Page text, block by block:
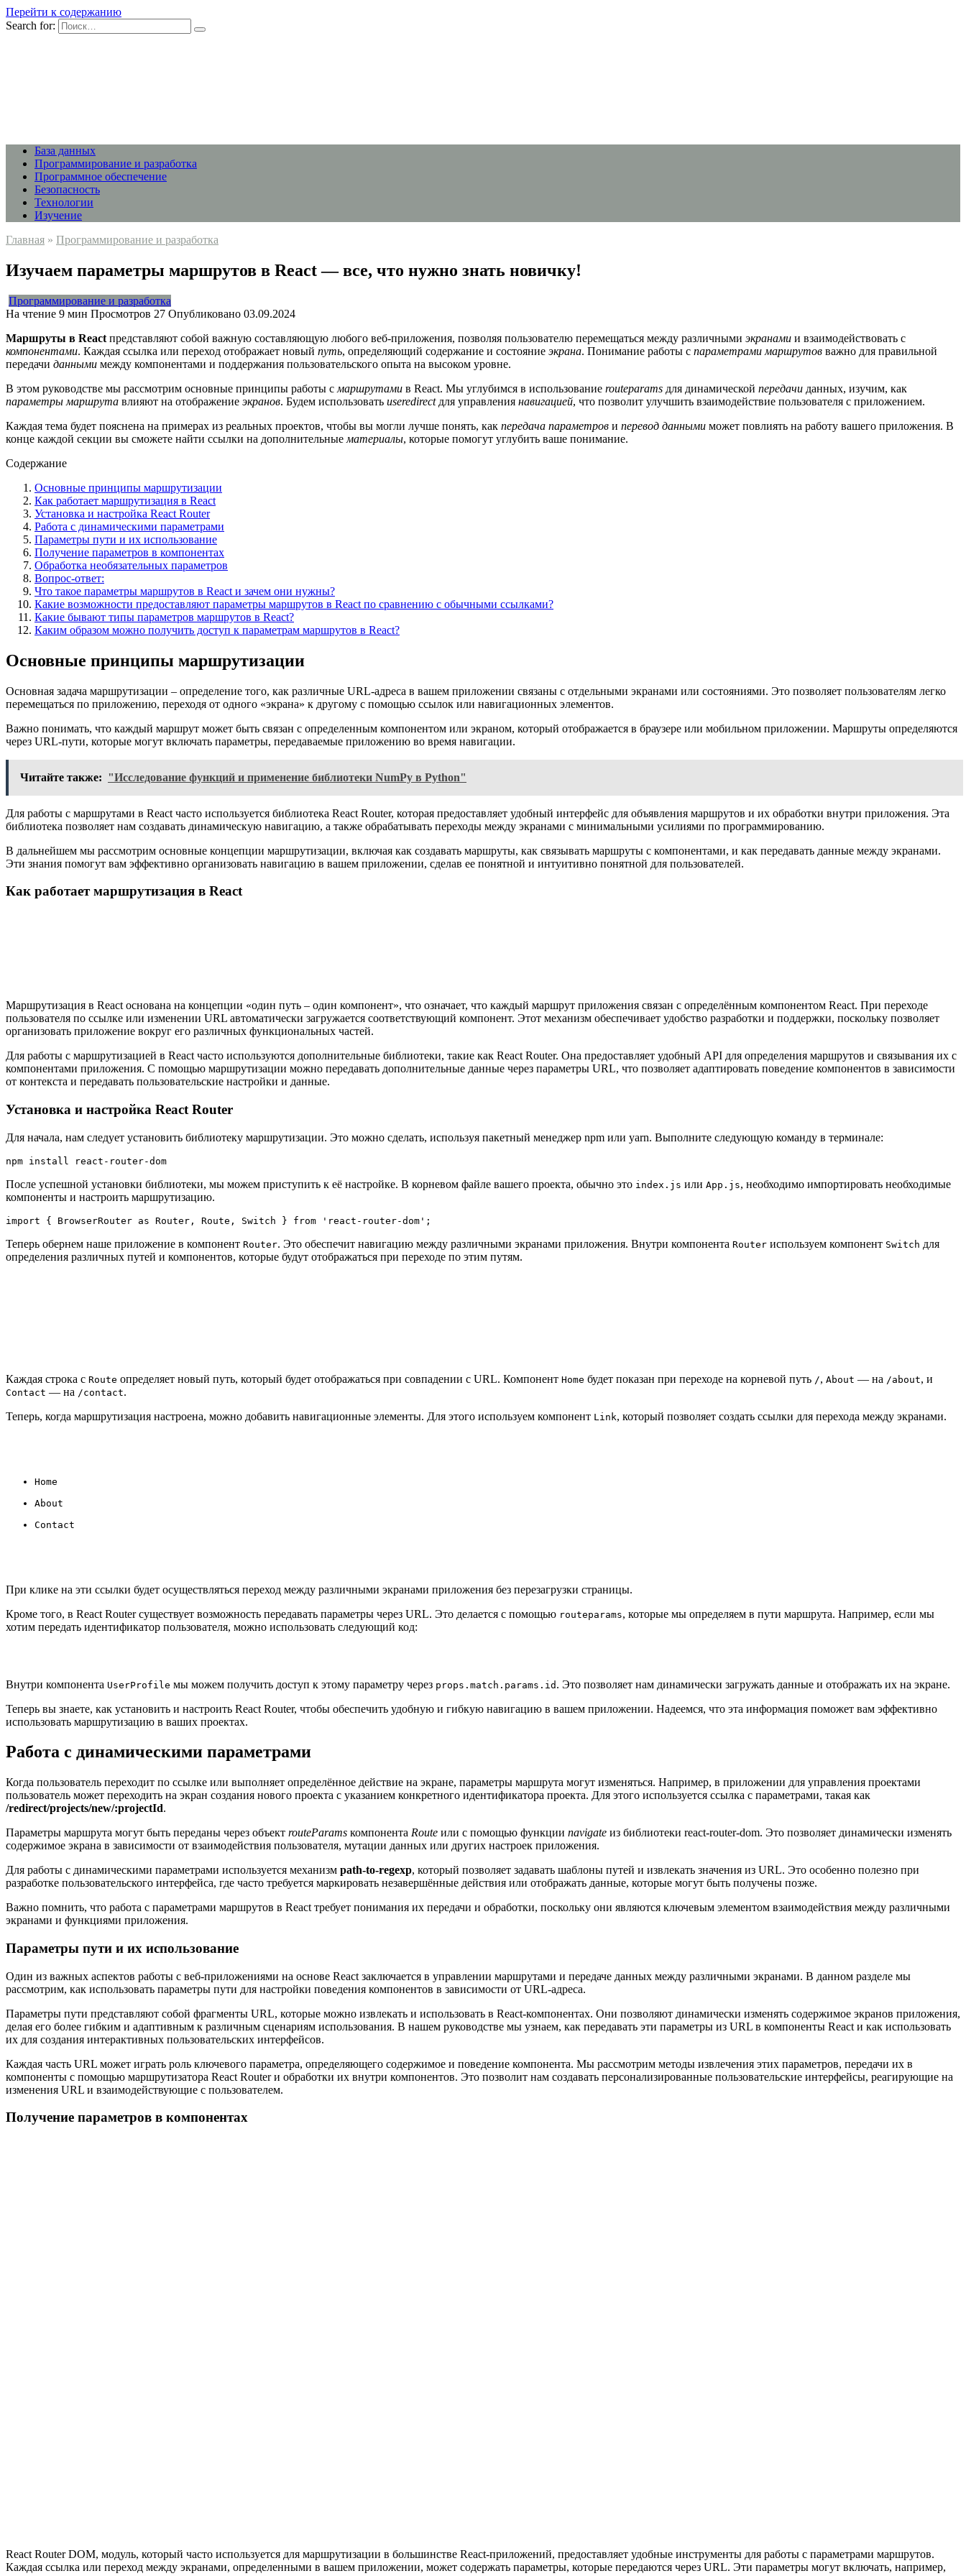
Перейти к содержанию
Search for:
База данных
Программирование и разработка
Программное обеспечение
Безопасность
Технологии
Изучение
Главная » Программирование и разработка
Изучаем параметры маршрутов в React — все, что нужно знать новичку!
Программирование и разработка
На чтение 9 мин Просмотров 27 Опубликовано 03.09.2024
Маршруты в React представляют собой важную составляющую любого веб-приложения, позволяя пользователю перемещаться между различными экранами и взаимодействовать с
компонентами. Каждая ссылка или переход отображает новый путь, определяющий содержание и состояние экрана. Понимание работы с параметрами маршрутов важно для правильной
передачи данными между компонентами и поддержания пользовательского опыта на высоком уровне.
В этом руководстве мы рассмотрим основные принципы работы с маршрутами в React. Мы углубимся в использование routeparams для динамической передачи данных, изучим, как
параметры маршрута влияют на отображение экранов. Будем использовать useredirectдля управления навигацией, что позволит улучшить взаимодействие пользователя с приложением.
Каждая тема будет пояснена на примерах из реальных проектов, чтобы вы могли лучше понять, как передача параметров и перевод данными может повлиять на работу вашего приложения. В
конце каждой секции вы сможете найти ссылки на дополнительные материалы, которые помогут углубить ваше понимание.
Содержание
Основные принципы маршрутизации
Как работает маршрутизация в React
Установка и настройка React Router
Работа с динамическими параметрами
Параметры пути и их использование
Получение параметров в компонентах
Обработка необязательных параметров
Вопрос-ответ:
Что такое параметры маршрутов в React и зачем они нужны?
Какие возможности предоставляют параметры маршрутов в React по сравнению с обычными ссылками?
Какие бывают типы параметров маршрутов в React?
Каким образом можно получить доступ к параметрам маршрутов в React?
Основные принципы маршрутизации
Основная задача маршрутизации – определение того, как различные URL-адреса в вашем приложении связаны с отдельными экранами или состояниями. Это позволяет пользователям легко
перемещаться по приложению, переходя от одного «экрана» к другому с помощью ссылок или навигационных элементов.
Важно понимать, что каждый маршрут может быть связан с определенным компонентом или экраном, который отображается в браузере или мобильном приложении. Маршруты определяются
через URL-пути, которые могут включать параметры, передаваемые приложению во время навигации.
Читайте также: "Исследование функций и применение библиотеки NumPy в Python"
Для работы с маршрутами в React часто используется библиотека React Router, которая предоставляет удобный интерфейс для объявления маршрутов и их обработки внутри приложения. Эта
библиотека позволяет нам создавать динамическую навигацию, а также обрабатывать переходы между экранами с минимальными усилиями по программированию.
В дальнейшем мы рассмотрим основные концепции маршрутизации, включая как создавать маршруты, как связывать маршруты с компонентами, и как передавать данные между экранами.
Эти знания помогут вам эффективно организовать навигацию в вашем приложении, сделав ее понятной и интуитивно понятной для пользователей.
Как работает маршрутизация в React
Маршрутизация в React основана на концепции «один путь – один компонент», что означает, что каждый маршрут приложения связан с определённым компонентом React. При переходе
пользователя по ссылке или изменении URL автоматически загружается соответствующий компонент. Этот механизм обеспечивает удобство разработки и поддержки, поскольку позволяет
организовать приложение вокруг его различных функциональных частей.
Для работы с маршрутизацией в React часто используются дополнительные библиотеки, такие как React Router. Она предоставляет удобный API для определения маршрутов и связывания их с
компонентами приложения. С помощью маршрутизации можно передавать дополнительные данные через параметры URL, что позволяет адаптировать поведение компонентов в зависимости
от контекста и передавать пользовательские настройки и данные.
Установка и настройка React Router
Для начала, нам следует установить библиотеку маршрутизации. Это можно сделать, используя пакетный менеджер npm или yarn. Выполните следующую команду в терминале:
npm install react-router-dom
После успешной установки библиотеки, мы можем приступить к её настройке. В корневом файле вашего проекта, обычно это index.js или App.js, необходимо импортировать необходимые
компоненты и настроить маршрутизацию.
import { BrowserRouter as Router, Route, Switch } from 'react-router-dom';
Теперь обернем наше приложение в компонент Router. Это обеспечит навигацию между различными экранами приложения. Внутри компонента Router используем компонент Switch для
определения различных путей и компонентов, которые будут отображаться при переходе по этим путям.
Каждая строка с Route определяет новый путь, который будет отображаться при совпадении с URL. Компонент Home будет показан при переходе на корневой путь /, About — на /about, и
Contact — на /contact.
Теперь, когда маршрутизация настроена, можно добавить навигационные элементы. Для этого используем компонент Link, который позволяет создать ссылки для перехода между экранами.
Home
About
Contact
При клике на эти ссылки будет осуществляться переход между различными экранами приложения без перезагрузки страницы.
Кроме того, в React Router существует возможность передавать параметры через URL. Это делается с помощью routeparams, которые мы определяем в пути маршрута. Например, если мы
хотим передать идентификатор пользователя, можно использовать следующий код:
Внутри компонента UserProfile мы можем получить доступ к этому параметру через props.match.params.id . Это позволяет нам динамически загружать данные и отображать их на экране.
Теперь вы знаете, как установить и настроить React Router, чтобы обеспечить удобную и гибкую навигацию в вашем приложении. Надеемся, что эта информация поможет вам эффективно
использовать маршрутизацию в ваших проектах.
Работа с динамическими параметрами
Когда пользователь переходит по ссылке или выполняет определённое действие на экране, параметры маршрута могут изменяться. Например, в приложении для управления проектами
пользователь может переходить на экран создания нового проекта с указанием конкретного идентификатора проекта. Для этого используется ссылка с параметрами, такая как
/redirect/projects/new/:projectId.
Параметры маршрута могут быть переданы через объект routeParams компонента Route или с помощью функции navigate из библиотеки react-router-dom. Это позволяет динамически изменять
содержимое экрана в зависимости от взаимодействия пользователя, мутации данных или других настроек приложения.
Для работы с динамическими параметрами используется механизм path-to-regexp, который позволяет задавать шаблоны путей и извлекать значения из URL. Это особенно полезно при
разработке пользовательского интерфейса, где часто требуется маркировать незавершённые действия или отображать данные, которые могут быть получены позже.
Важно помнить, что работа с параметрами маршрутов в React требует понимания их передачи и обработки, поскольку они являются ключевым элементом взаимодействия между различными
экранами и функциями приложения.
Параметры пути и их использование
Один из важных аспектов работы с веб-приложениями на основе React заключается в управлении маршрутами и передаче данных между различными экранами. В данном разделе мы
рассмотрим, как использовать параметры пути для настройки поведения компонентов в зависимости от URL-адреса.
Параметры пути представляют собой фрагменты URL, которые можно извлекать и использовать в React-компонентах. Они позволяют динамически изменять содержимое экранов приложения,
делая его более гибким и адаптивным к различным сценариям использования. В нашем руководстве мы узнаем, как передавать эти параметры из URL в компоненты React и как использовать
их для создания интерактивных пользовательских интерфейсов.
Каждая часть URL может играть роль ключевого параметра, определяющего содержимое и поведение компонента. Мы рассмотрим методы извлечения этих параметров, передачи их в
компоненты с помощью маршрутизатора React Router и обработки их внутри компонентов. Это позволит нам создавать персонализированные пользовательские интерфейсы, реагирующие на
изменения URL и взаимодействующие с пользователем.
Получение параметров в компонентах
React Router DOM, модуль, который часто используется для маршрутизации в большинстве React-приложений, предоставляет удобные инструменты для работы с параметрами маршрутов.
Каждая ссылка или переход между экранами, определенными в вашем приложении, может содержать параметры, которые передаются через URL. Эти параметры могут включать, например,